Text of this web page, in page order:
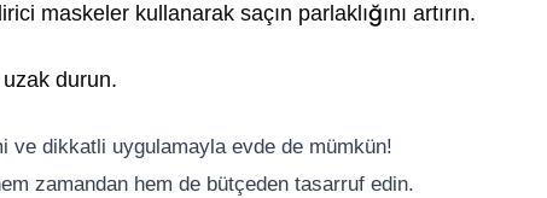
maskeler kullanarak saçın parlaklığını artırın.
durun.
ve dikkatli uygulamayla evde de mümkün!
zamandan hem de bütçeden tasarruf edin.